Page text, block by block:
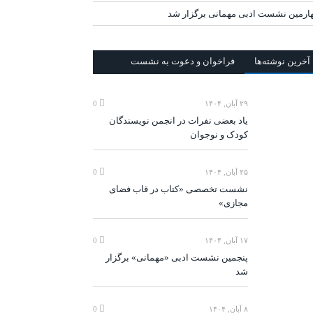
نشست ادبی مهمانی برگزار شد
آخرين‌ نوشته‌ها فراخوان و دعوت به نشست
۲۹ آبان, ۱۴۰۴
یاد بعضی نفرات در انجمن نویسندگان
کودک و نوجوان
۲۵ آبان, ۱۴۰۴
نشست تخصصی «کتاب در قاب فضای
مجازی»
۱۷ آبان, ۱۴۰۴
پنجمین نشست ادبی «مهمانی» برگزار
شد
۸ آبان, ۱۴۰۴